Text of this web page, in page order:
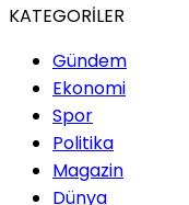
KATEGORİLER
Gündem
Ekonomi
Spor
Politika
Magazin
Dünya